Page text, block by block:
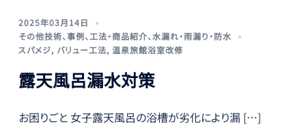
2025年03月14日
その他技術、事例、 工法・商品紹介、水漏れ・雨漏り・防水
スパメジ, バリュー工法, 温泉旅館浴室改修
露天風呂漏水対策
お困りごと 女子露天風呂の浴槽が劣化により漏 […]